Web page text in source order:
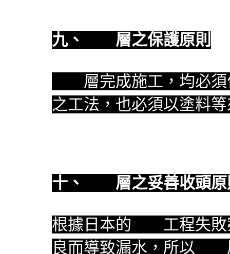
九、 層之保護原則
層完成施工，均必
之工法，也必須以塗料
十、 層之妥善收頭
根據日本的
工程失
良而導致漏水，所以